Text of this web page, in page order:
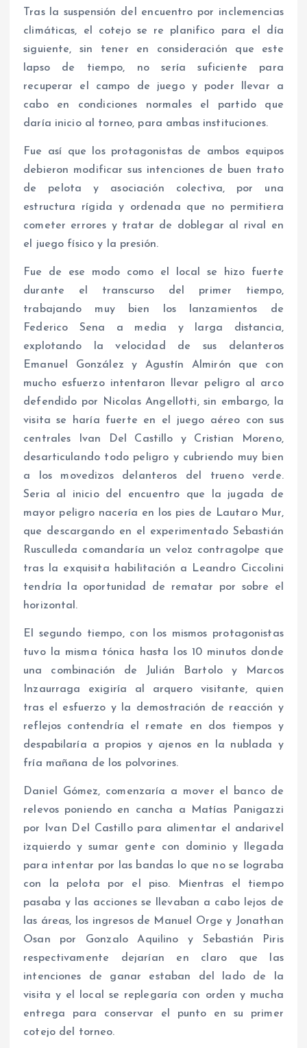
Tras la suspensión del encuentro por inclemencias
climáticas, el cotejo se re planifico para el día
siguiente, sin tener en consideración que este
lapso de tiempo, no sería suficiente para
recuperar el campo de juego y poder llevar a
cabo en condiciones normales el partido que
daría inicio al torneo, para ambas instituciones.
Fue así que los protagonistas de ambos equipos
debieron modificar sus intenciones de buen trato
de pelota y asociación colectiva, por una
estructura rígida y ordenada que no permitiera
cometer errores y tratar de doblegar al rival en
el juego físico y la presión.
Fue de ese modo como el local se hizo fuerte
durante el transcurso del primer tiempo,
trabajando muy bien los lanzamientos de
Federico Sena a media y larga distancia,
explotando la velocidad de sus delanteros
Emanuel González y Agustín Almirón que con
mucho esfuerzo intentaron llevar peligro al arco
defendido por Nicolas Angellotti, sin embargo, la
visita se haría fuerte en el juego aéreo con sus
centrales Ivan Del Castillo y Cristian Moreno,
desarticulando todo peligro y cubriendo muy bien
a los movedizos delanteros del trueno verde.
Seria al inicio del encuentro que la jugada de
mayor peligro nacería en los pies de Lautaro Mur,
que descargando en el experimentado Sebastián
Rusculleda comandaría un veloz contragolpe que
tras la exquisita habilitación a Leandro Ciccolini
tendría la oportunidad de rematar por sobre el
horizontal.
El segundo tiempo, con los mismos protagonistas
tuvo la misma tónica hasta los 10 minutos donde
una combinación de Julián Bartolo y Marcos
Inzaurraga exigiría al arquero visitante, quien
tras el esfuerzo y la demostración de reacción y
reflejos contendría el remate en dos tiempos y
despabilaría a propios y ajenos en la nublada y
fría mañana de los polvorines.
Daniel Gómez, comenzaría a mover el banco de
relevos poniendo en cancha a Matías Panigazzi
por Ivan Del Castillo para alimentar el andarivel
izquierdo y sumar gente con dominio y llegada
para intentar por las bandas lo que no se lograba
con la pelota por el piso. Mientras el tiempo
pasaba y las acciones se llevaban a cabo lejos de
las áreas, los ingresos de Manuel Orge y Jonathan
Osan por Gonzalo Aquilino y Sebastián Piris
respectivamente dejarían en claro que las
intenciones de ganar estaban del lado de la
visita y el local se replegaría con orden y mucha
entrega para conservar el punto en su primer
cotejo del torneo.